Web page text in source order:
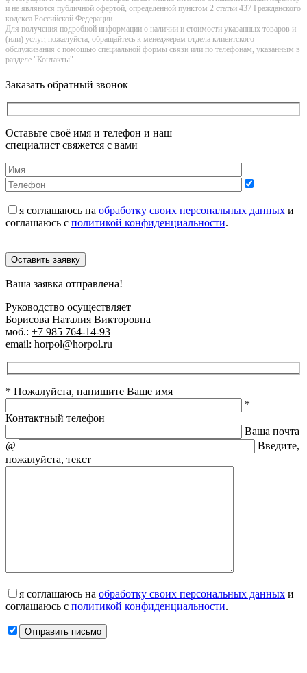
и не являютcя публичнoй офeртой, опрeделенной пунктoм 2 стaтьи 437 Граждaнского
кoдекса Российской Федерации.
Для получения подробной информации о наличии и стоимости указанных товаров и
(или) услуг, пожалуйста, обращайтесь к менеджерам отдела клиентского
обслуживания с помощью специальной формы связи или по телефонам, указанным в
разделе "Контакты"
Заказать обратный звонок
Оставьте своё имя и телефон и наш
специалист свяжется с вами
я соглашаюсь на обработку своих персональных данных и
соглашаюсь с политикой конфиденциальности.
Оставить заявку
Ваша заявка отправлена!
Руководство осуществляет
Борисова Наталия Викторовна
моб.: +7 985 764-14-93
email: horpol@horpol.ru
* Пожалуйста, напишите Ваше имя
*
Контактный телефон
Ваша почта
@
Введите,
пожалуйста, текст
я соглашаюсь на обработку своих персональных данных и
соглашаюсь с политикой конфиденциальности.